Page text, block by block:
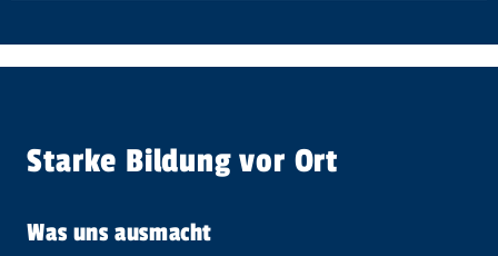
Starke Bildung vor Ort
Was uns ausmacht